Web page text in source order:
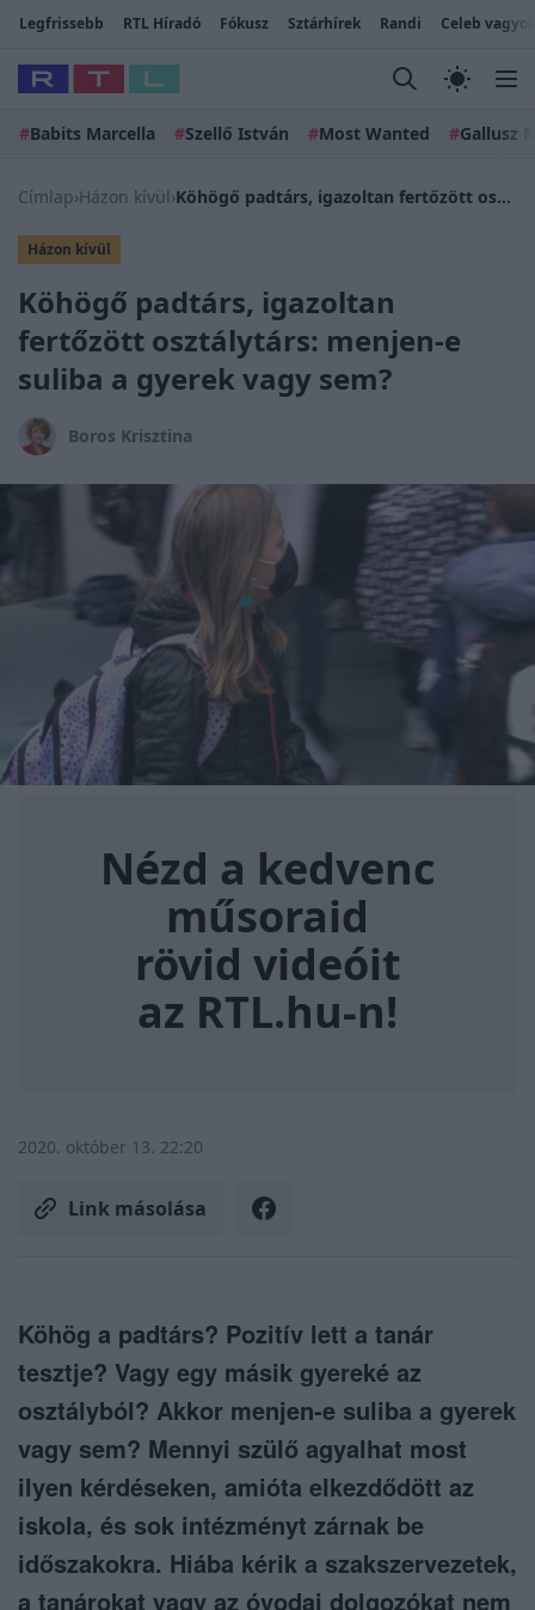
Legfrissebb RTL Híradó Fókusz Sztárhírek Randi Celeb
#Babits Marcella #Szellő István #Most Wanted #Gallusz
Címlap›Házon kívül› Köhögő padtárs, igazoltan fertőzött osztálytárs: menjen-e suliba a gyerek vagy sem?
Házon kívül
Köhögő padtárs, igazoltan
fertőzött osztálytárs: menjen-e
suliba a gyerek vagy sem?
Boros Krisztina
Nézd a kedvenc
műsoraid
rövid videóit
az RTL.hu-n!
2020. október 13. 22:20
Link másolása
Köhög a padtárs? Pozitív lett a tanár
tesztje? Vagy egy másik gyereké az
osztályból? Akkor menjen-e suliba a gyerek
vagy sem? Mennyi szülő agyalhat most
ilyen kérdéseken, amióta elkezdődött az
iskola, és sok intézményt zárnak be
időszakokra. Hiába kérik a szakszervezetek,
a tanárokat vagy az óvodai dolgozókat nem